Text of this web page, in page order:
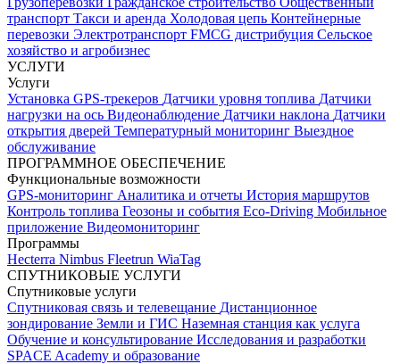
транспорт Такси и аренда Холодовая цепь Контейнерные
перевозки Электротранспорт FMCG дистрибуция Сельское
хозяйство и агробизнес
УСЛУГИ
Услуги
Установка GPS-трекеров Датчики уровня топлива Датчики
нагрузки на ось Видеонаблюдение Датчики наклона Датчики
открытия дверей Температурный мониторинг Выездное
обслуживание
ПРОГРАММНОЕ ОБЕСПЕЧЕНИЕ
Функциональные возможности
GPS-мониторинг Аналитика и отчеты История маршрутов
Контроль топлива Геозоны и события Eco-Driving Мобильное
приложение Видеомониторинг
Программы
Hecterra Nimbus Fleetrun WiaTag
СПУТНИКОВЫЕ УСЛУГИ
Спутниковые услуги
Спутниковая связь и телевещание Дистанционное
зондирование Земли и ГИС Наземная станция как услуга
Обучение и консультирование Исследования и разработки
SPACE Academy и образование